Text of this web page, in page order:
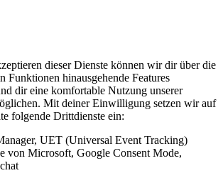
dieser Dienste können wir dir über die
Funktionen hinausgehende Features
dir eine komfortable Nutzung unserer
Mit deiner Einwilligung setzen wir auf
folgende Drittdienste ein:
UET (Universal Event Tracking)
von Microsoft, Google Consent Mode,